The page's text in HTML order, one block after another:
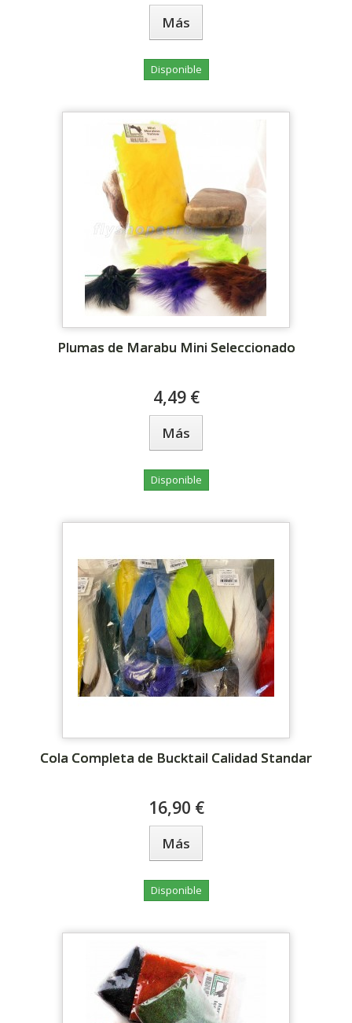
Más
Disponible
Plumas de Marabu Mini Seleccionado
4,49 €
Más
Disponible
Cola Completa de Bucktail Calidad Standar
16,90 €
Más
Disponible